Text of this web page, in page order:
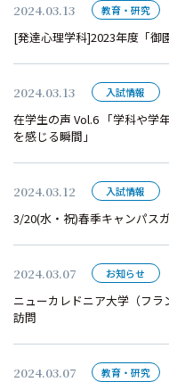
2024.03.13 教育・研究
[発達心理学科]2023年度「御
2024.03.13 入試情報
在学生の声 Vol.6 「学科や学
を感じる瞬間」
2024.03.12 入試情報
3/20(水・祝)春季キャンパス
2024.03.07 お知らせ
ニューカレドニア大学（フ
訪問
2024.03.07 教育・研究